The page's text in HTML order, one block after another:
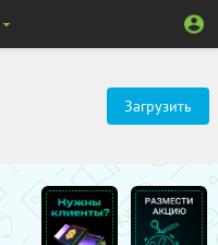
Загрузить